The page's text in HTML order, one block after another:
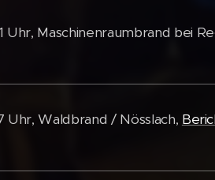
Uhr, Maschinenraumbrand bei
Uhr, Waldbrand / Nösslach,